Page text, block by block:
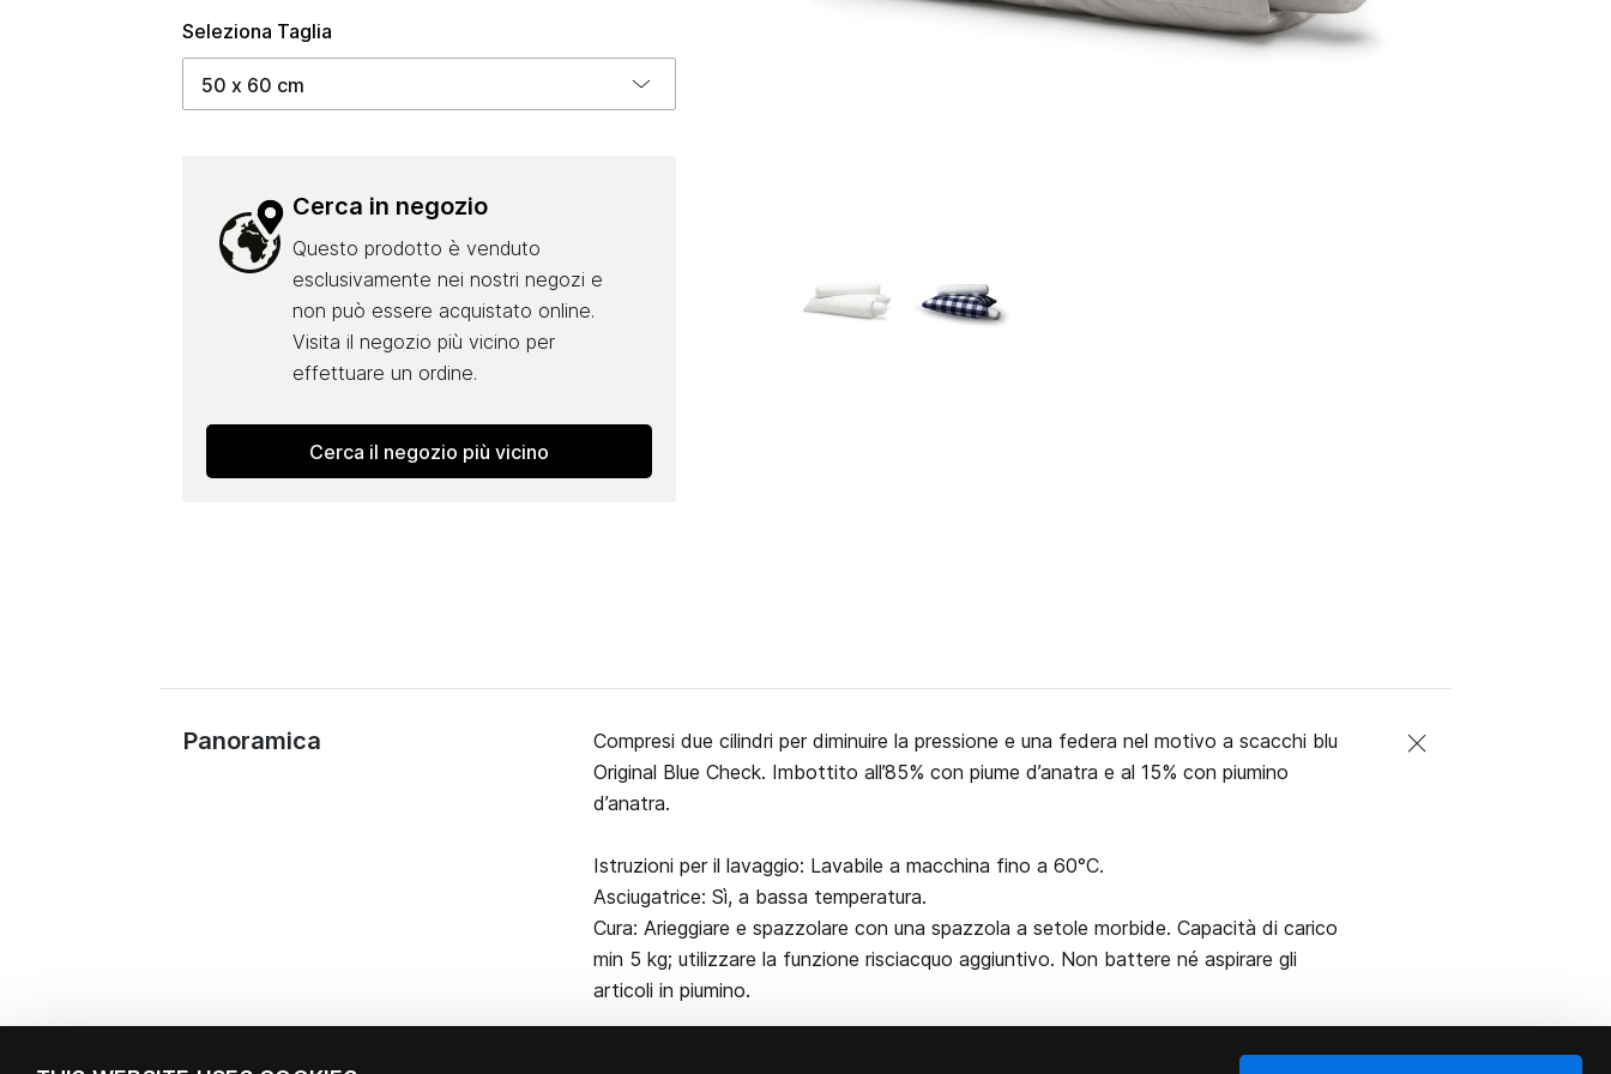
Seleziona Taglia
Cerca in negozio
Questo prodotto è venduto
esclusivamente nei nostri negozi e
non può essere acquistato online.
Visita il negozio più vicino per
effettuare un ordine.
Cerca il negozio più vicino
Panoramica
Compresi due cilindri per diminuire la pressione e una federa nel motivo a scacchi blu
Original Blue Check. Imbottito all’85% con piume d’anatra e al 15% con piumino
d’anatra.
Istruzioni per il lavaggio: Lavabile a macchina fino a 60°C.
Asciugatrice: Sì, a bassa temperatura.
Cura: Arieggiare e spazzolare con una spazzola a setole morbide. Capacità di carico
min 5 kg; utilizzare la funzione risciacquo aggiuntivo. Non battere né aspirare gli
articoli in piumino.